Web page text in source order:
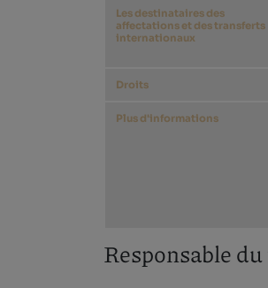
Les destinataires des
affectations et des transferts
internationaux
Droits
Plus d'informations
Responsable